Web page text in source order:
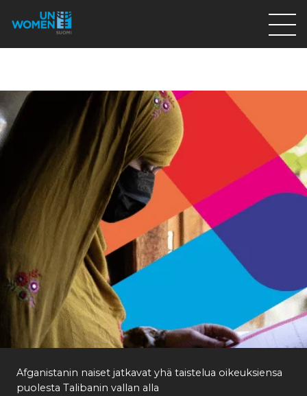
Osallistu
Mitä teemme
Ajankohtaista
Tietoa meistä
På Svenska
Valikon rivi
Lahjoita
Etsi
Afganistanin naiset jatkavat yhä taistelua oikeuksiensa
puolesta Talibanin vallan alla